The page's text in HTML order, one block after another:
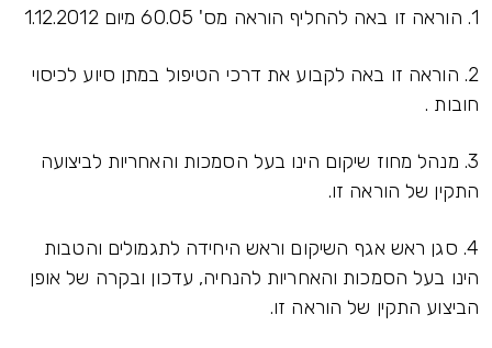
1. הוראה זו באה להחליף הוראה מס' 60.05 מיום 1.12.2012
2. הוראה זו באה לקבוע את דרכי הטיפול במתן סיוע לכיסוי
חובות .
3. מנהל מחוז שיקום הינו בעל הסמכות והאחריות לביצועה
התקין של הוראה זו.
4. סגן ראש אגף השיקום וראש היחידה לתגמולים והטבות
הינו בעל הסמכות והאחריות להנחיה, עדכון ובקרה של אופן
הביצוע התקין של הוראה זו.